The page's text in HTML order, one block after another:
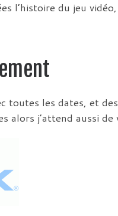
l’histoire du jeu
toutes les dates, et
j’attend aussi de